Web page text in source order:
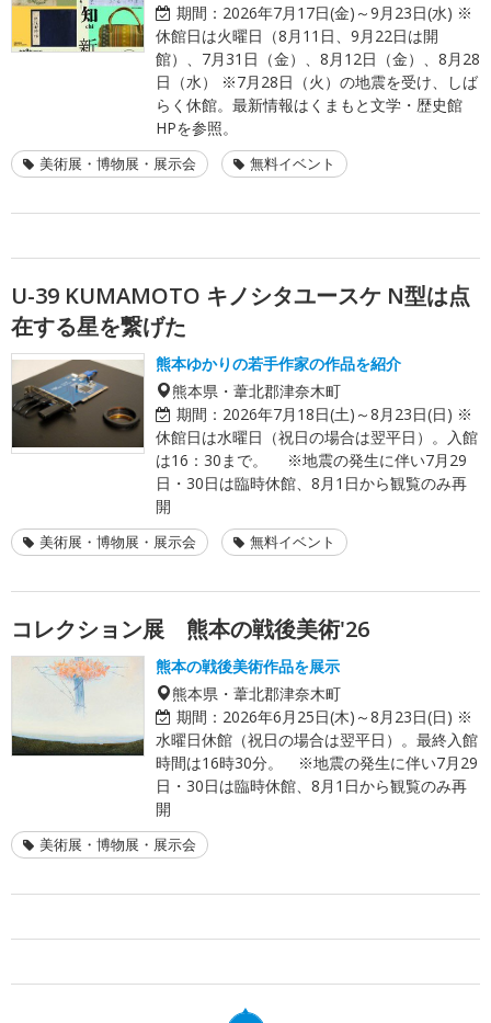
期間： 2026年7月17日(金)～9月23日(水) ※
休館日は火曜日（8月11日、9月22日は開
館）、7月31日（金）、8月12日（金）、8月28
日（水） ※7月28日（火）の地震を受け、しば
らく休館。最新情報はくまもと文学・歴史館
HPを参照。
美術展・博物展・展示会 無料イベント
U-39 KUMAMOTO キノシタユースケ N型は点
在する星を繋げた
熊本ゆかりの若手作家の作品を紹介
熊本県・葦北郡津奈木町
期間： 2026年7月18日(土)～8月23日(日) ※
休館日は水曜日（祝日の場合は翌平日）。入館
は16：30まで。 ※地震の発生に伴い7月29
日・30日は臨時休館、8月1日から観覧のみ再
開
美術展・博物展・展示会 無料イベント
コレクション展 熊本の戦後美術'26
熊本の戦後美術作品を展示
熊本県・葦北郡津奈木町
期間： 2026年6月25日(木)～8月23日(日) ※
水曜日休館（祝日の場合は翌平日）。最終入館
時間は16時30分。 ※地震の発生に伴い7月29
日・30日は臨時休館、8月1日から観覧のみ再
開
美術展・博物展・展示会